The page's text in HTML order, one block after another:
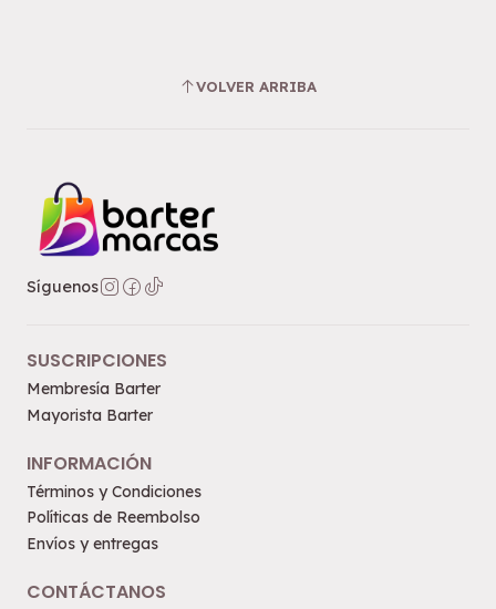
VOLVER ARRIBA
Síguenos
SUSCRIPCIONES
Membresía Barter
Mayorista Barter
INFORMACIÓN
Términos y Condiciones
Políticas de Reembolso
Envíos y entregas
CONTÁCTANOS